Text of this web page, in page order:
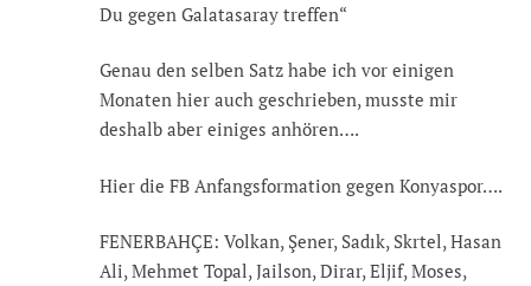
Du gegen Galatasaray treffen“
Genau den selben Satz habe ich vor einigen
Monaten hier auch geschrieben, musste mir
deshalb aber einiges anhören….
Hier die FB Anfangsformation gegen Konyaspor….
FENERBAHÇE: Volkan, Şener, Sadık, Skrtel, Hasan
Ali, Mehmet Topal, Jailson, Dirar, Eljif, Moses,